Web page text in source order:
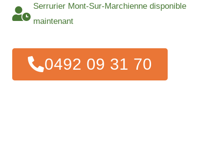
Serrurier Mont-Sur-Marchienne disponible
maintenant
0492 09 31 70